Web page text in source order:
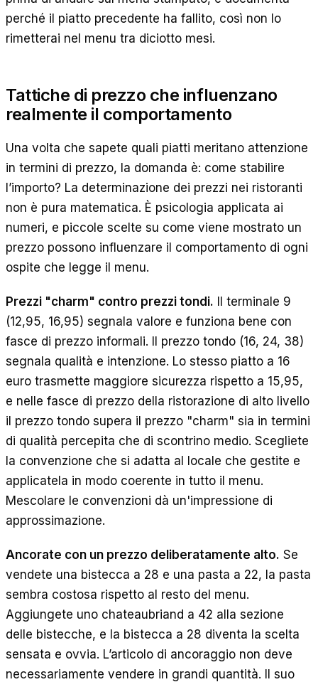
perché il piatto precedente ha fallito, così non lo
rimetterai nel menu tra diciotto mesi.
Tattiche di prezzo che influenzano
realmente il comportamento
Una volta che sapete quali piatti meritano attenzione
in termini di prezzo, la domanda è: come stabilire
l’importo? La determinazione dei prezzi nei ristoranti
non è pura matematica. È psicologia applicata ai
numeri, e piccole scelte su come viene mostrato un
prezzo possono influenzare il comportamento di ogni
ospite che legge il menu.
Prezzi "charm" contro prezzi tondi. Il terminale 9
(12,95, 16,95) segnala valore e funziona bene con
fasce di prezzo informali. Il prezzo tondo (16, 24, 38)
segnala qualità e intenzione. Lo stesso piatto a 16
euro trasmette maggiore sicurezza rispetto a 15,95,
e nelle fasce di prezzo della ristorazione di alto livello
il prezzo tondo supera il prezzo "charm" sia in termini
di qualità percepita che di scontrino medio. Scegliete
la convenzione che si adatta al locale che gestite e
applicatela in modo coerente in tutto il menu.
Mescolare le convenzioni dà un'impressione di
approssimazione.
Ancorate con un prezzo deliberatamente alto. Se
vendete una bistecca a 28 e una pasta a 22, la pasta
sembra costosa rispetto al resto del menu.
Aggiungete uno chateaubriand a 42 alla sezione
delle bistecche, e la bistecca a 28 diventa la scelta
sensata e ovvia. L’articolo di ancoraggio non deve
necessariamente vendere in grandi quantità. Il suo